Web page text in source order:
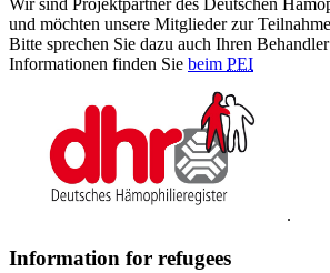
Wir sind Projektpartner des Deutschen
und möchten unsere Mitglieder zur
Bitte sprechen Sie dazu auch Ihren
Informationen finden Sie beim PEI
.
Information for refugees